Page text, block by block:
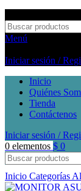
Menú
Iniciar sesión /
Inicio
Quiénes
Tienda
Contáctenos
Iniciar sesión /
0 elementos $ 0
Inicio Categorías